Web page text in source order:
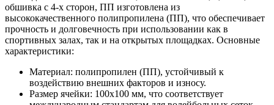
обшивка с 4-х сторон, ПП изготовлена из
высококачественного полипропилена (ПП), что обеспечивает
прочность и долговечность при использовании как в
спортивных залах, так и на открытых площадках. Основные
характеристики:
Материал: полипропилен (ПП), устойчивый к
воздействию внешних факторов и износу.
Размер ячейки: 100х100 мм, что соответствует